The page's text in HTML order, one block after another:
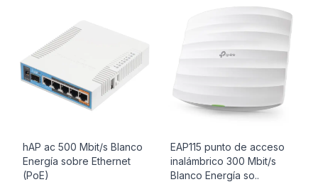
hAP ac 500 Mbit/s Blanco
Energía sobre Ethernet
(PoE)
EAP115 punto de acceso
inalámbrico 300 Mbit/s
Blanco Energía so..